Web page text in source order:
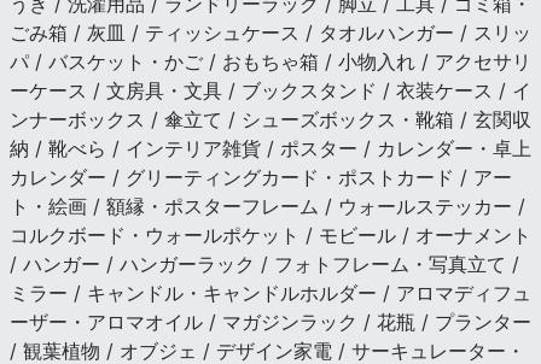
ごみ箱 / 灰皿 / ティッシュケース / タオルハンガー / スリッ
パ / バスケット・かご / おもちゃ箱 / 小物入れ / アクセサリ
ーケース / 文房具・文具 / ブックスタンド / 衣装ケース / イ
ンナーボックス / 傘立て / シューズボックス・靴箱 / 玄関収
納 / 靴べら / インテリア雑貨 / ポスター / カレンダー・卓上
カレンダー / グリーティングカード・ポストカード / アー
ト・絵画 / 額縁・ポスターフレーム / ウォールステッカー /
コルクボード・ウォールポケット / モビール / オーナメント
/ ハンガー / ハンガーラック / フォトフレーム・写真立て /
ミラー / キャンドル・キャンドルホルダー / アロマディフュ
ーザー・アロマオイル / マガジンラック / 花瓶 / プランター
/ 観葉植物 / オブジェ / デザイン家電 / サーキュレーター・